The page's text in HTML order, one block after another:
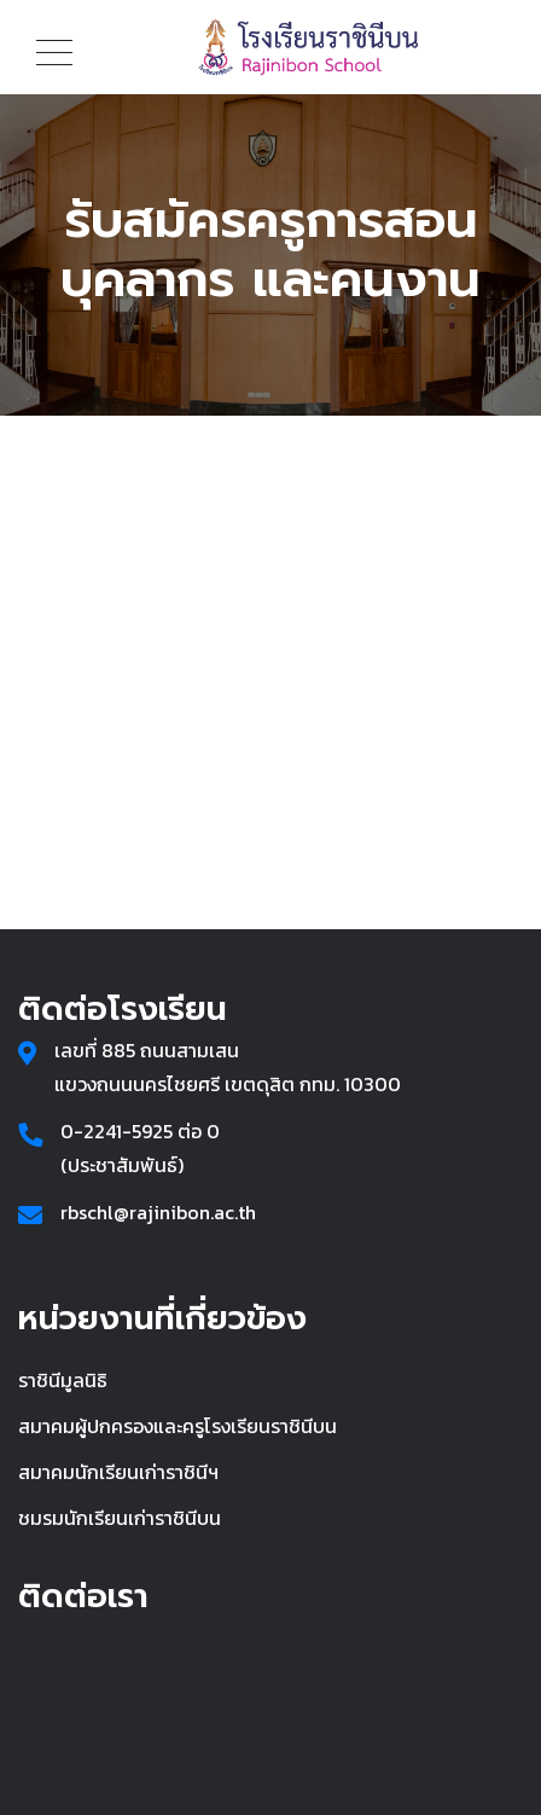
รับสมัครครูการสอน
บุคลากร และคนงาน
ติดต่อโรงเรียน
เลขที่ 885 ถนนสามเสน
แขวงถนนนครไชยศรี เขตดุสิต กทม. 10300
0-2241-5925 ต่อ 0
(ประชาสัมพันธ์)
rbschl@rajinibon.ac.th
หน่วยงานที่เกี่ยวข้อง
ราชินีมูลนิธิ
สมาคมผู้ปกครองและครูโรงเรียนราชินีบน
สมาคมนักเรียนเก่าราชินีฯ
ชมรมนักเรียนเก่าราชินีบน
ติดต่อเรา